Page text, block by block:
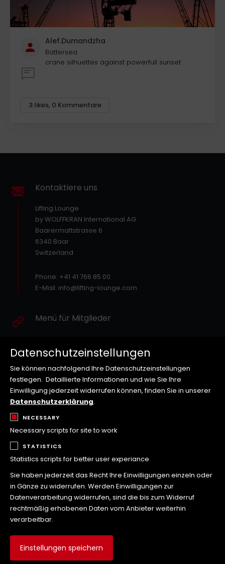
Alef.Dumandzha
Battersea
crane silhuettes against powerfull sunset
3 likes, 0 Kommentare
Kontaktiere uns
Lifting Lounge
by WOLFFKRAN International AG
Baarermattstrasse 6
6340 Baar
Switzerland
Phone: +41 41 766 85 00
E-Mail: info@lifting-lounge.com
Menü für Mitglieder
Challenges
Forum
Tipps
Sonderangebote
Kontakt
Social Media
Regeln und Nutzungsbedingungen
Datenschutzeinstellungen
Sie können nachfolgend Ihre Datenschutzeinstellungen
festlegen. Detaillierte Informationen und wie Sie Ihre
Einwilligung jederzeit widerrufen können, finden Sie in unserer
Datenschutzerklärung.
NECESSARY
Necessary scripts for site to work
STATISTICS
Statistics scripts for better user experiance
Sie haben jederzeit das Recht Ihre Einwilligungen einzeln oder
in Gänze zu widerrufen. Werden Einwilligungen zur
Datenverarbeitung widerrufen, sind die bis zum Widerruf
rechtmäßig erhobenen Daten vom Anbieter weiterhin
verarbeitbar.
Einstellungen speichern